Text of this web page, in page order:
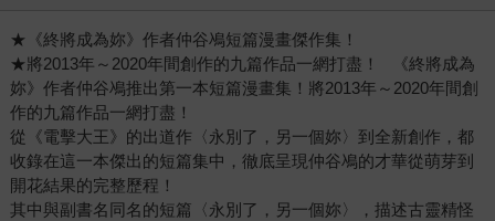
★《終將成為妳》作者仲谷鳰短篇漫畫傑作集！
★將2013年～2020年間創作的九篇作品一網打盡！   《終將成為
妳》作者仲谷鳰推出第一本短篇漫畫集！將2013年～2020年間創
作的九篇作品一網打盡！
從《電擊大王》的出道作〈永別了，另一個妳〉到全新創作，都
收錄在這一本傑出的短篇集中，徹底呈現仲谷鳰的才華從萌芽到
開花結果的完整歷程！
其中與副書名同名的短篇〈永別了，另一個妳〉，描述古靈精怪